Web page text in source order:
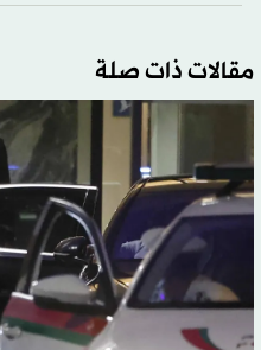
مقالات ذات صلة